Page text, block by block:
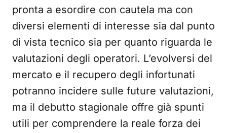
pronta a esordire con cautela ma con
diversi elementi di interesse sia dal punto
di vista tecnico sia per quanto riguarda le
valutazioni degli operatori. L’evolversi del
mercato e il recupero degli infortunati
potranno incidere sulle future valutazioni,
ma il debutto stagionale offre già spunti
utili per comprendere la reale forza dei